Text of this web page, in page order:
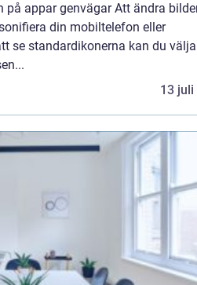
på appar genvägar Att ändra
din mobiltelefon eller
se standardikonerna kan du
13 juli